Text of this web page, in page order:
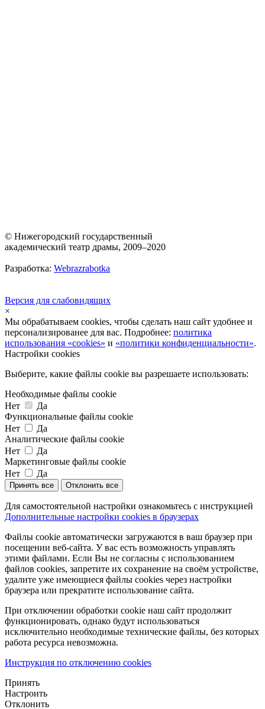
© Нижегородский государственный
академический театр драмы, 2009–2020
Разработка: Webrazrabotka
Версия для слабовидящих
×
Мы обрабатываем cookies, чтобы сделать наш сайт удобнее и
персонализированее для вас. Подробнее: политика
использования «cookies» и «политики конфиденциальности».
Настройки cookies
Выберите, какие файлы cookie вы разрешаете использовать:
Необходимые файлы cookie
Нет
Да
Функциональные файлы cookie
Нет
Да
Аналитические файлы cookie
Нет
Да
Маркетинговые файлы cookie
Нет
Да
Принять все Отклонить все
Для самостоятельной настройки ознакомьтесь с инструкцией
Дополнительные настройки cookies в браузерах
Файлы cookie автоматически загружаются в ваш браузер при
посещении веб-сайта. У вас есть возможность управлять
этими файлами. Если Вы не согласны с использованием
файлов cookies, запретите их сохранение на своём устройстве,
удалите уже имеющиеся файлы cookies через настройки
браузера или прекратите использование сайта.
При отключении обработки cookie наш сайт продолжит
функционировать, однако будут использоваться
исключительно необходимые технические файлы, без которых
работа ресурса невозможна.
Инструкция по отключению cookies
Принять
Настроить
Отклонить